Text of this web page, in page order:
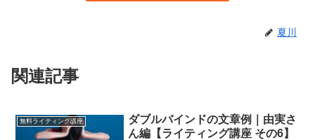
夏川
関連記事
無料ライティング講座
ダブルバインドの文章例｜由実さ
ん編【ライティング講座 その6】